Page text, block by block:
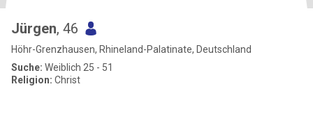
Jürgen, 46
Höhr-Grenzhausen, Rhineland-Palatinate, Deutschland
Suche: Weiblich 25 - 51
Religion: Christ